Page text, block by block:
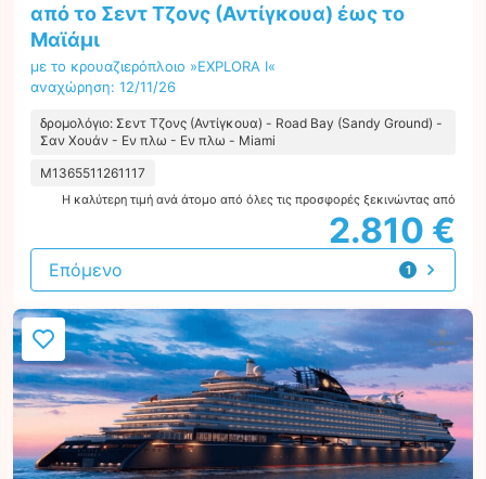
από το Σεντ Τζονς (Αντίγκουα) έως το
Μαϊάμι
με το κρουαζιερόπλοιο »EXPLORA I«
αναχώρηση: 12/11/26
δρομολόγιο: Σεντ Τζονς (Αντίγκουα) - Road Bay (Sandy Ground) -
Σαν Χουάν - Εν πλω - Εν πλω - Miami
M1365511261117
Η καλύτερη τιμή ανά άτομο από όλες τις προσφορές ξεκινώντας από
2.810 €
1
προσφορά
Επόμενο